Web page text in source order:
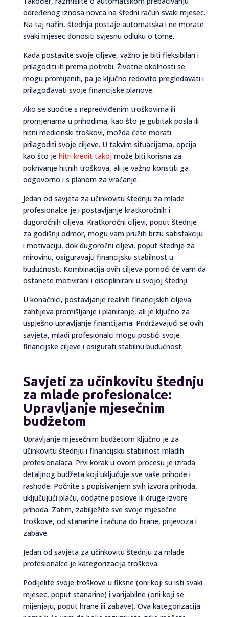
određenog iznosa novca na štedni račun svaki mjesec.
Na taj način, štednja postaje automatska i ne morate
svaki mjesec donositi svjesnu odluku o tome.
Kada postavite svoje ciljeve, važno je biti fleksibilan i
prilagoditi ih prema potrebi. Životne okolnosti se
mogu promijeniti, pa je ključno redovito pregledavati i
prilagođavati svoje financijske planove.
Ako se suočite s nepredviđenim troškovima ili
promjenama u prihodima, kao što je gubitak posla ili
hitni medicinski troškovi, možda ćete morati
prilagoditi svoje ciljeve. U takvim situacijama, opcija
kao što je hitri kredit takojmože biti korisna za
pokrivanje hitnih troškova, ali je važno koristiti ga
odgovorno i s planom za vraćanje.
Jedan od savjeta za učinkovitu štednju za mlade
profesionalce je i postavljanje kratkoročnih i
dugoročnih ciljeva. Kratkoročni ciljevi, poput štednje
za godišnji odmor, mogu vam pružiti brzu satisfakciju
i motivaciju, dok dugoročni ciljevi, poput štednje za
mirovinu, osiguravaju financijsku stabilnost u
budućnosti. Kombinacija ovih ciljeva pomoći će vam da
ostanete motivirani i disciplinirani u svojoj štednji.
U konačnici, postavljanje realnih financijskih ciljeva
zahtijeva promišljanje i planiranje, ali je ključno za
uspješno upravljanje financijama. Pridržavajući se ovih
savjeta, mladi profesionalci mogu postići svoje
financijske ciljeve i osigurati stabilnu budućnost.
Savjeti za učinkovitu štednju
za mlade profesionalce:
Upravljanje mjesečnim
budžetom
Upravljanje mjesečnim budžetom ključno je za
učinkovitu štednju i financijsku stabilnost mladih
profesionalaca. Prvi korak u ovom procesu je izrada
detaljnog budžeta koji uključuje sve vaše prihode i
rashode. Počnite s popisivanjem svih izvora prihoda,
uključujući plaću, dodatne poslove ili druge izvore
prihoda. Zatim, zabilježite sve svoje mjesečne
troškove, od stanarine i računa do hrane, prijevoza i
zabave.
Jedan od savjeta za učinkovitu štednju za mlade
profesionalce je kategorizacija troškova.
Podijelite svoje troškove u fiksne (oni koji su isti svaki
mjesec, poput stanarine) i varijabilne (oni koji se
mijenjaju, poput hrane ili zabave). Ova kategorizacija